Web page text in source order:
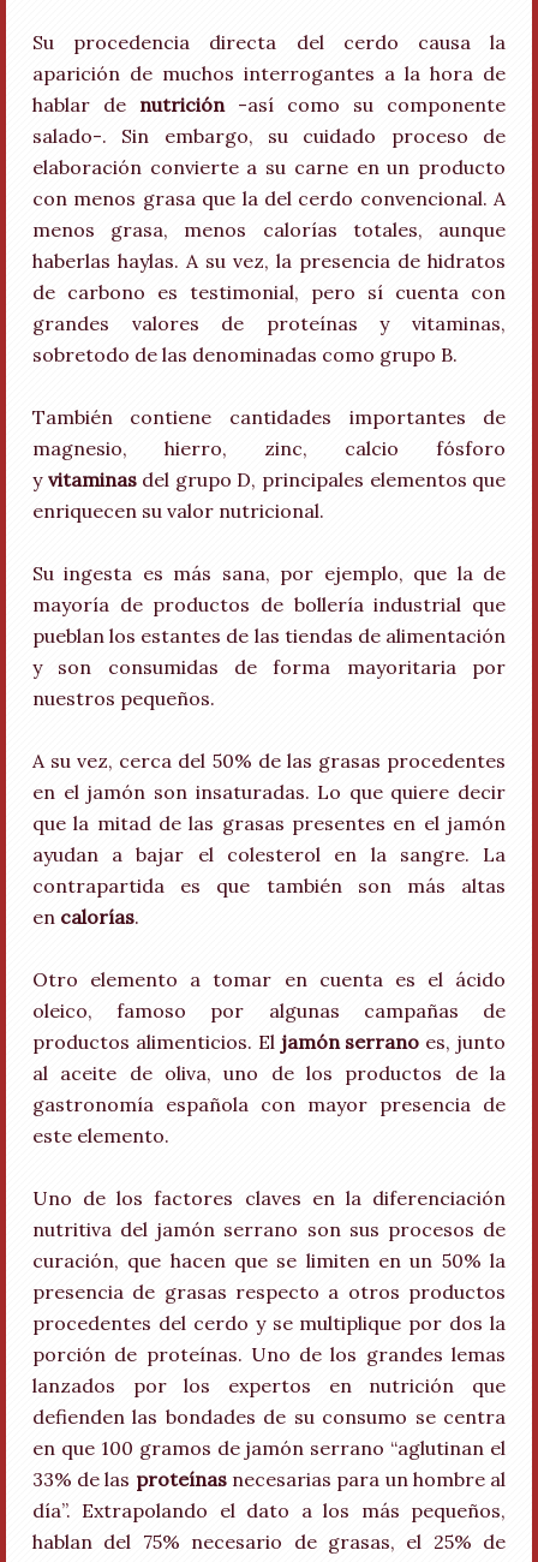
Su procedencia directa del cerdo causa la
aparición de muchos interrogantes a la hora de
hablar de nutrición-así como su componente
salado-. Sin embargo, su cuidado proceso de
elaboración convierte a su carne en un producto
con menos grasa que la del cerdo convencional. A
menos grasa, menos calorías totales, aunque
haberlas haylas. A su vez, la presencia de hidratos
de carbono es testimonial, pero sí cuenta con
grandes valores de proteínas y vitaminas,
sobretodo de las denominadas como grupo B.
También contiene cantidades importantes de
magnesio, hierro, zinc, calcio fósforo
y vitaminasdel grupo D, principales elementos que
enriquecen su valor nutricional.
Su ingesta es más sana, por ejemplo, que la de
mayoría de productos de bollería industrial que
pueblan los estantes de las tiendas de alimentación
y son consumidas de forma mayoritaria por
nuestros pequeños.
A su vez, cerca del 50% de las grasas procedentes
en el jamón son insaturadas. Lo que quiere decir
que la mitad de las grasas presentes en el jamón
ayudan a bajar el colesterol en la sangre. La
contrapartida es que también son más altas
en calorías.
Otro elemento a tomar en cuenta es el ácido
oleico, famoso por algunas campañas de
productos alimenticios. El jamón serrano es, junto
al aceite de oliva, uno de los productos de la
gastronomía española con mayor presencia de
este elemento.
Uno de los factores claves en la diferenciación
nutritiva del jamón serrano son sus procesos de
curación, que hacen que se limiten en un 50% la
presencia de grasas respecto a otros productos
procedentes del cerdo y se multiplique por dos la
porción de proteínas. Uno de los grandes lemas
lanzados por los expertos en nutrición que
defienden las bondades de su consumo se centra
en que 100 gramos de jamón serrano “aglutinan el
33% de las proteínasnecesarias para un hombre al
día”. Extrapolando el dato a los más pequeños,
hablan del 75% necesario de grasas, el 25% de